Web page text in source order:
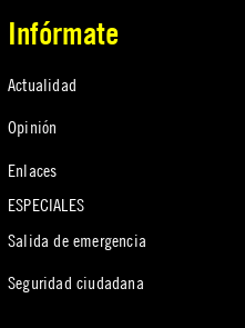
Infórmate
Actualidad
Opinión
Enlaces
ESPECIALES
Salida de emergencia
Seguridad ciudadana